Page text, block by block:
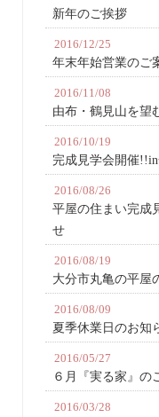
新年のご挨拶
年末年始営業のご
2016/12/25
由布・鶴見山を
2016/11/08
完成見学会開催
2016/10/19
平屋の住まい完成
せ
2016/08/26
大分市丸亀の平
2016/08/19
夏季休業日のお知
2016/08/09
６月『実る家』の
2016/05/27
2016/03/28